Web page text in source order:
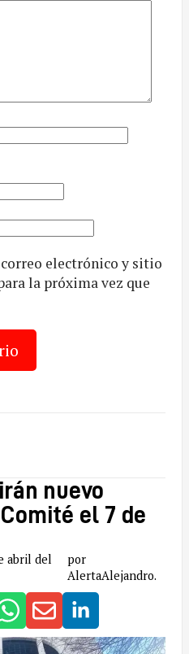
electrónico y sitio
la próxima vez que
nuevo
el 7 de
abril del
por
AlertaAlejandro.